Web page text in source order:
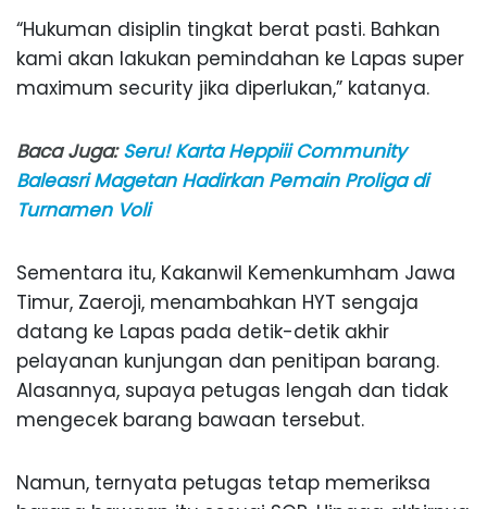
“Hukuman disiplin tingkat berat pasti. Bahkan
kami akan lakukan pemindahan ke Lapas super
maximum security jika diperlukan,” katanya.
Baca Juga:Seru! Karta Heppiii Community
Baleasri Magetan Hadirkan Pemain Proliga di
Turnamen Voli
Sementara itu, Kakanwil Kemenkumham Jawa
Timur, Zaeroji, menambahkan HYT sengaja
datang ke Lapas pada detik-detik akhir
pelayanan kunjungan dan penitipan barang.
Alasannya, supaya petugas lengah dan tidak
mengecek barang bawaan tersebut.
Namun, ternyata petugas tetap memeriksa